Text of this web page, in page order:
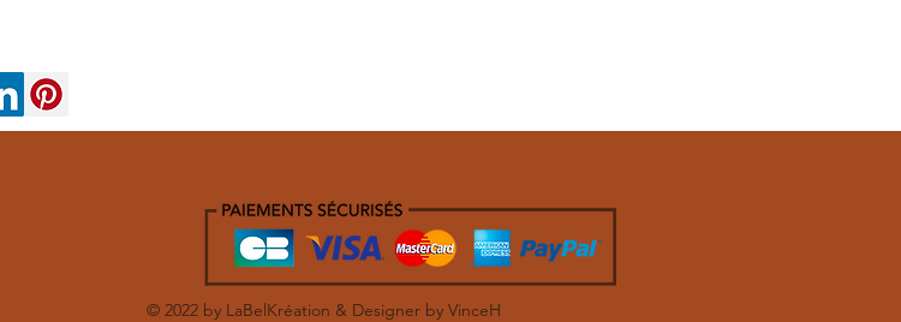
© 2022 by LaBelKréation & Designer by VinceH